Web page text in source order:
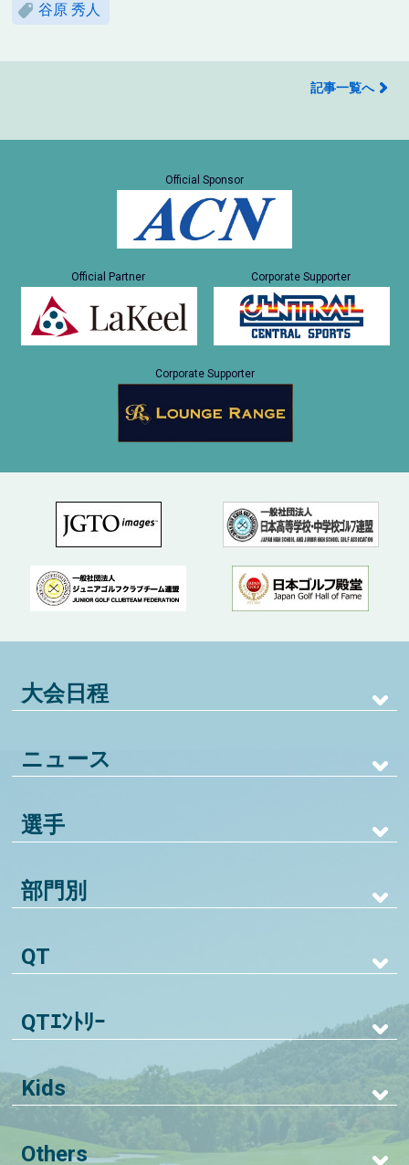
谷原 秀人
記事一覧へ
Official Sponsor
Official Partner Corporate Supporter
Corporate Supporter
大会日程
ニュース
選手
部門別
QT
QTｴﾝﾄﾘｰ
Kids
Others